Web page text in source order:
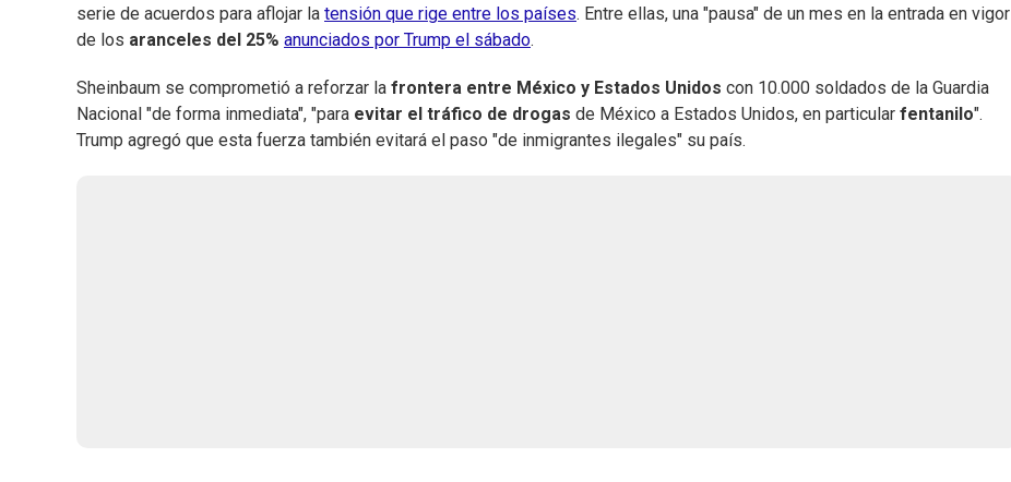
serie de acuerdos para aflojar la tensión que rige entre los países. Entre ellas, una "pausa" de un mes en la entrada en vigor
de los aranceles del 25% anunciados por Trump el sábado.
Sheinbaum se comprometió a reforzar la frontera entre México y Estados Unidos con 10.000 soldados de la Guardia
Nacional "de forma inmediata", "para evitar el tráfico de drogas de México a Estados Unidos, en particular fentanilo".
Trump agregó que esta fuerza también evitará el paso "de inmigrantes ilegales" su país.